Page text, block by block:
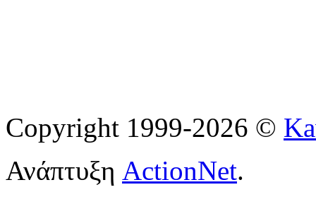
Copyright 1999-2026 ©
Ανάπτυξη ActionNet.